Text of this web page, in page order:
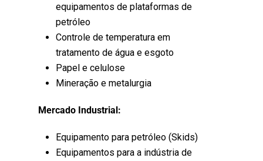
equipamentos de plataformas de
petróleo
Controle de temperatura em
tratamento de água e esgoto
Papel e celulose
Mineração e metalurgia
Mercado Industrial:
Equipamento para petróleo (Skids)
Equipamentos para a indústria de